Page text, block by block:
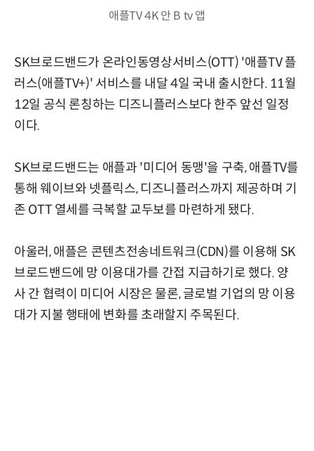
애플TV 4K 안 B tv 앱
SK브로드밴드가 온라인동영상서비스(OTT) '애플TV 플
러스(애플TV+)' 서비스를 내달 4일 국내 출시한다. 11월
12일 공식 론칭하는 디즈니플러스보다 한주 앞선 일정
이다.
SK브로드밴드는 애플과 '미디어 동맹'을 구축, 애플TV를
통해 웨이브와 넷플릭스, 디즈니플러스까지 제공하며 기
존 OTT 열세를 극복할 교두보를 마련하게 됐다.
아울러, 애플은 콘텐츠전송네트워크(CDN)를 이용해 SK
브로드밴드에 망 이용대가를 간접 지급하기로 했다. 양
사 간 협력이 미디어 시장은 물론, 글로벌 기업의 망 이용
대가 지불 행태에 변화를 초래할지 주목된다.